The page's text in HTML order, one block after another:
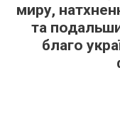
миру,
та
благо